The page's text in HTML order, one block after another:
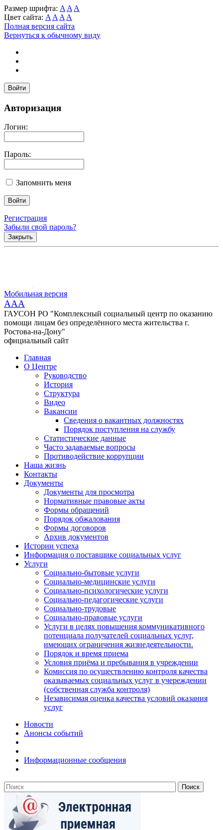
Размер шрифта: A A A
Цвет сайта: A A A A
Полная версия сайта
Вернуться к обычному виду
Войти
Авторизация
Логин:
Пароль:
Запомнить меня
Регистрация
Забыли свой пароль?
Закрыть
Мобильная версия
AAA
ГАУСОН РО "Комплексный социальный центр по оказанию
помощи лицам без определённого места жительства г.
Ростова-на-Дону"
официальный сайт
Главная
О Центре
Руководство
История
Структура
Видео
Вакансии
Сведения о вакантных должностях
Порядок поступления на службу
Статистические данные
Часто задаваемые вопросы
Противодействие коррупции
Наша жизнь
Контакты
Документы
Документы для просмотра
Нормативные правовые акты
Формы обращений
Порядок обжалования
Формы договоров
Архив документов
Истории успеха
Информация о поставщике социальных услуг
Услуги
Социально-бытовые услуги
Социально-медицинские услуги
Социально-психологические услуги
Социально-педагогические услуги
Социально-трудовые
Социально-правовые услуги
Услуги в целях повышения коммуникативного
потенциала получателей социальных услуг,
имеющих ограничения жизнедеятельности.
Порядок и время приема
Условия приёма и пребывания в учреждении
Комиссия по осуществлению контроля качества
оказываемых социальных услуг в учереждении
(собственная служба контроля)
Независимая оценка качества условий оказания
услуг
Новости
Анонсы событий
Информационные сообщения